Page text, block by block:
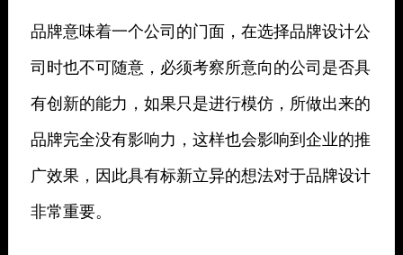
品牌意味着一个公司的门面，在选择品牌设计公
司时也不可随意，必须考察所意向的公司是否具
有创新的能力，如果只是进行模仿，所做出来的
品牌完全没有影响力，这样也会影响到企业的推
广效果，因此具有标新立异的想法对于品牌设计
非常重要。